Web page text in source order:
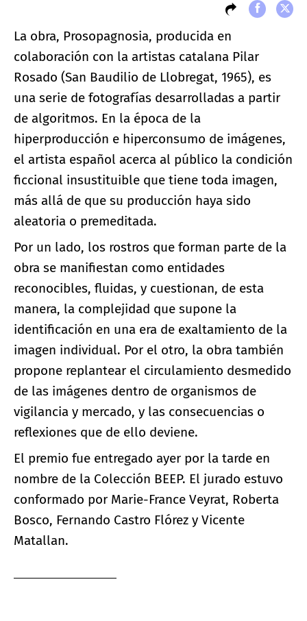
La obra, Prosopagnosia, producida en
colaboración con la artistas catalana Pilar
Rosado (San Baudilio de Llobregat, 1965), es
una serie de fotografías desarrolladas a partir
de algoritmos. En la época de la
hiperproducción e hiperconsumo de imágenes,
el artista español acerca al público la condición
ficcional insustituible que tiene toda imagen,
más allá de que su producción haya sido
aleatoria o premeditada.
Por un lado, los rostros que forman parte de la
obra se manifiestan como entidades
reconocibles, fluidas, y cuestionan, de esta
manera, la complejidad que supone la
identificación en una era de exaltamiento de la
imagen individual. Por el otro, la obra también
propone replantear el circulamiento desmedido
de las imágenes dentro de organismos de
vigilancia y mercado, y las consecuencias o
reflexiones que de ello deviene.
El premio fue entregado ayer por la tarde en
nombre de la Colección BEEP. El jurado estuvo
conformado por Marie-France Veyrat, Roberta
Bosco, Fernando Castro Flórez y Vicente
Matallan.